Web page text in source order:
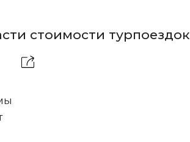
стоимости турпоездок